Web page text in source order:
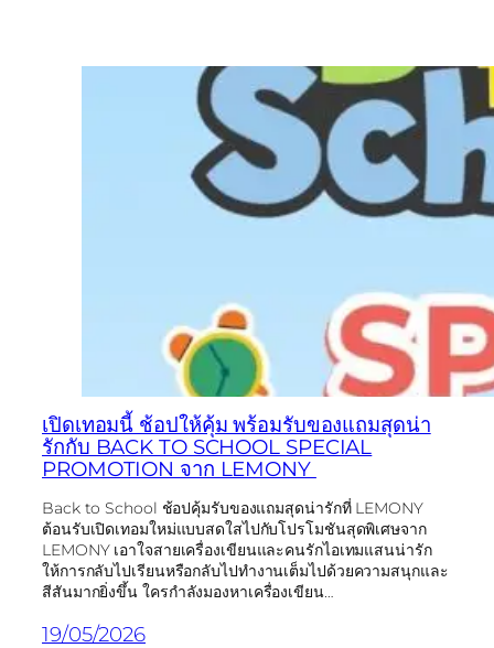
เปิดเทอมนี้ ช้อปให้คุ้ม พร้อมรับของแถมสุดน่า
รักกับ BACK TO SCHOOL SPECIAL
PROMOTION จาก LEMONY
Back to School ช้อปคุ้มรับของแถมสุดน่ารักที่ LEMONY
ต้อนรับเปิดเทอมใหม่แบบสดใสไปกับโปรโมชันสุดพิเศษจาก
LEMONY เอาใจสายเครื่องเขียนและคนรักไอเทมแสนน่ารัก
ให้การกลับไปเรียนหรือกลับไปทำงานเต็มไปด้วยความสนุกและ
สีสันมากยิ่งขึ้น ใครกำลังมองหาเครื่องเขียน…
19/05/2026